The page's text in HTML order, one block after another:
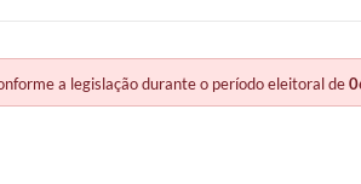
a legislação durante o período eleitoral de